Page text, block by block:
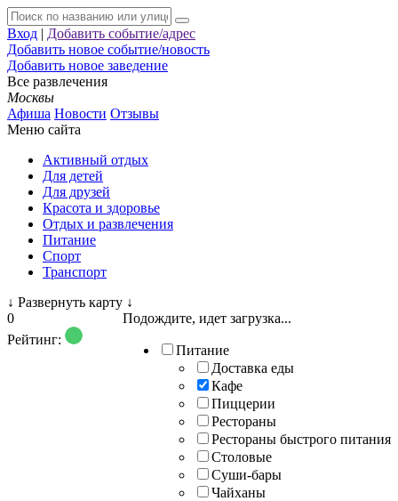
Вход | Добавить событие/адрес
Добавить новое событие/новость
Добавить новое заведение
Все развлечения
Москвы
Афиша Новости Отзывы
Меню сайта
Активный отдых
Для детей
Для друзей
Красота и здоровье
Отдых и развлечения
Питание
Спорт
Транспорт
↓ Развернуть карту ↓
Подождите, идет загрузка...
Питание
Доставка еды
Кафе
Пиццерии
Рестораны
Рестораны быстрого питания
Столовые
Суши-бары
Чайханы
0
Рейтинг: